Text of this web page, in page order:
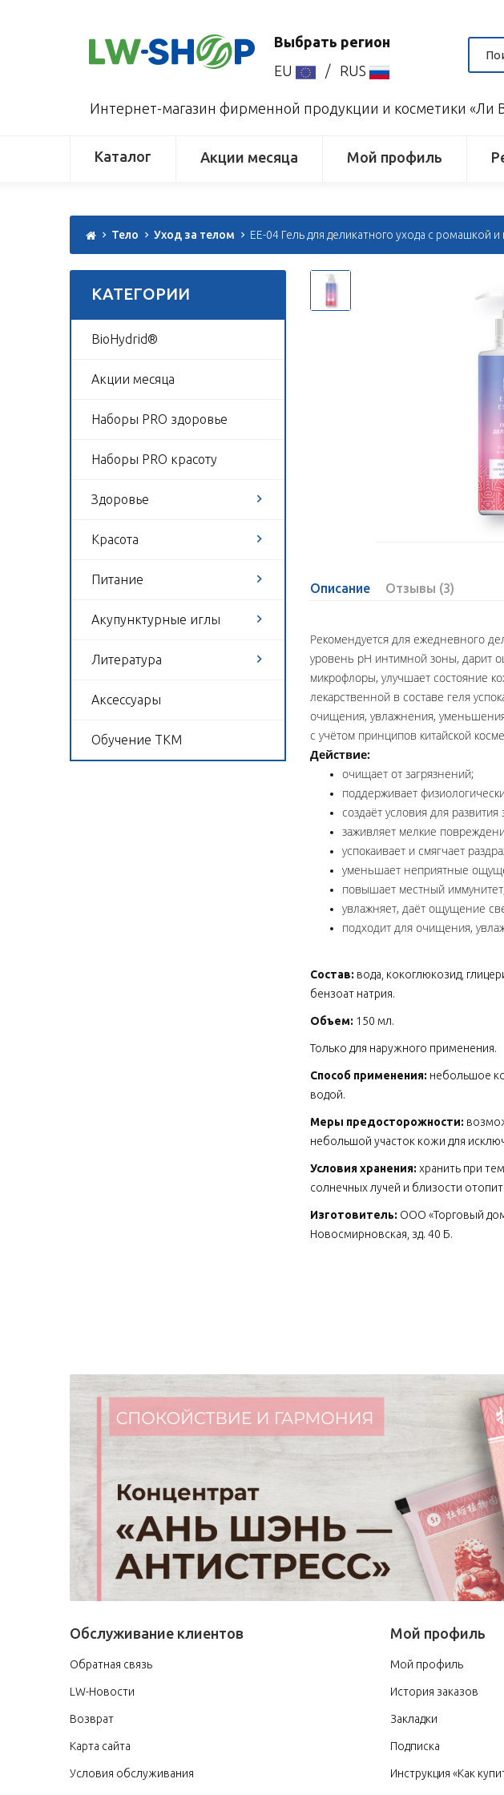
Выбрать регион
EU
/ RUS
Интернет-магазин фирменной продукции и косметики «Ли
Каталог Акции месяца Мой профиль
Тело Уход за телом EE-04 Гель для деликатного ухода с ромашкой и
КАТЕГОРИИ
BioHydrid®
Акции месяца
Наборы PRO здоровье
Наборы PRO красоту
Здоровье
Красота
Питание
Акупунктурные иглы
Литература
Аксессуары
Обучение ТКМ
Описание Отзывы (3)
Рекомендуется для ежедневного
уровень рН интимной зоны, дарит
микрофлоры, улучшает состояние
лекарственной в составе геля
очищения, увлажнения,
с учётом принципов китайской
Действие:
очищает от загрязнений;
поддерживает
создаёт условия для
заживляет мелкие
успокаивает и смягчает
уменьшает неприятные
повышает местный
увлажняет, даёт ощущение
подходит для очищения,
Состав: вода, кокоглюкозид,
бензоат натрия.
Объем: 150 мл.
Только для наружного применения.
Способ применения: небольшое
водой.
Меры предосторожности:
небольшой участок кожи для
Условия хранения: хранить при
солнечных лучей и близости
Изготовитель: ООО «Торговый дом
Новосмирновская, зд. 40 Б.
Обслуживание клиентов
Обратная связь
LW-Новости
Возврат
Карта сайта
Условия обслуживания
Мой профиль
Мой профиль
История заказов
Закладки
Подписка
Инструкция «Как